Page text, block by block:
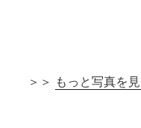
＞＞ もっと写真を